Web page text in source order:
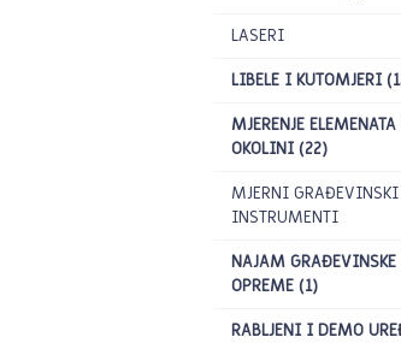
LASERI
LIBELE I KUTOMJERI
MJERENJE
OKOLINI (22)
MJERNI GRAĐEVINSKI
INSTRUMENTI
NAJAM GRAĐEVINSKE
OPREME (1)
RABLJENI I DEMO